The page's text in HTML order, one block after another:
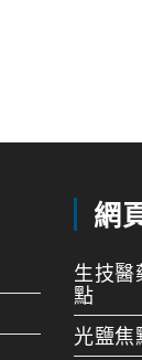
網
生技醫
點
光鹽焦